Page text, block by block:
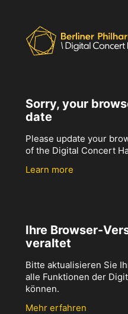
Sorry, your
date
Please update your
of the Digital Concert
Learn more
Ihre Browser-
veraltet
Bitte aktualisieren Sie
alle Funktionen der
können.
Mehr erfahren